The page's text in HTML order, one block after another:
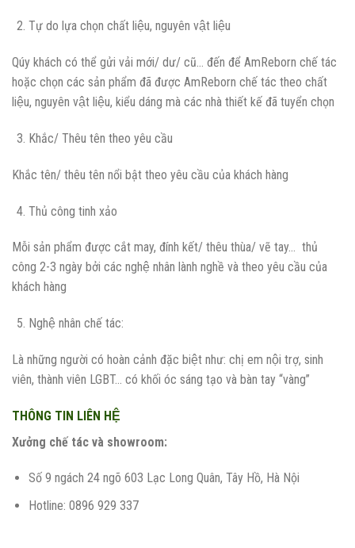
Tự do lựa chọn chất liệu, nguyên vật liệu
Qúy khách có thể gửi vải mới/ dư/ cũ… đến để AmReborn chế tác
hoặc chọn các sản phẩm đã được AmReborn chế tác theo chất
liệu, nguyên vật liệu, kiểu dáng mà các nhà thiết kế đã tuyển chọn
Khắc/ Thêu tên theo yêu cầu
Khắc tên/ thêu tên nổi bật theo yêu cầu của khách hàng
Thủ công tinh xảo
Mỗi sản phẩm được cắt may, đính kết/ thêu thùa/ vẽ tay… thủ
công 2-3 ngày bởi các nghệ nhân lành nghề và theo yêu cầu của
khách hàng
Nghệ nhân chế tác:
Là những người có hoàn cảnh đặc biệt như: chị em nội trợ, sinh
viên, thành viên LGBT… có khối óc sáng tạo và bàn tay “vàng”
THÔNG TIN LIÊN HỆ
Xưởng chế tác và showroom:
Số 9 ngách 24 ngõ 603 Lạc Long Quân, Tây Hồ, Hà Nội
Hotline: 0896 929 337